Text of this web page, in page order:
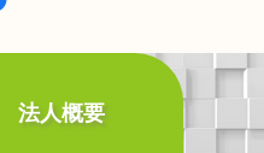
法人概要